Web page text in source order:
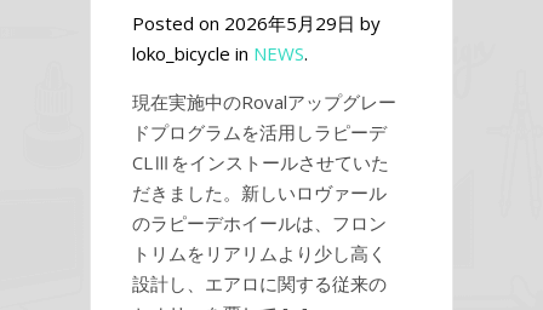
Posted on 2026年5月29日 by
loko_bicycle in NEWS.
現在実施中のRovalアップグレー
ドプログラムを活用しラピーデ
CLⅢをインストールさせていた
だきました。新しいロヴァール
のラピーデホイールは、フロン
トリムをリアリムより少し高く
設計し、エアロに関する従来の